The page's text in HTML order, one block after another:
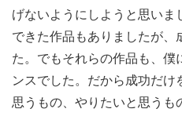
げないようにしようと思いま
できた作品もありましたが、
た。でもそれらの作品も、僕
ンスでした。だから成功だけ
思うもの、やりたいと思うも